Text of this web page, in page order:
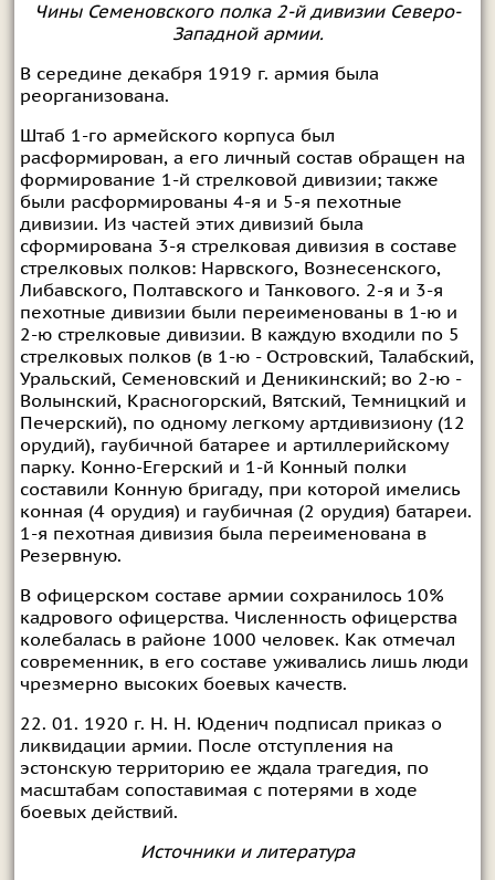
Чины Семеновского полка 2-й дивизии Северо-
Западной армии.
В середине декабря 1919 г. армия была
реорганизована.
Штаб 1-го армейского корпуса был
расформирован, а его личный состав обращен на
формирование 1-й стрелковой дивизии; также
были расформированы 4-я и 5-я пехотные
дивизии. Из частей этих дивизий была
сформирована 3-я стрелковая дивизия в составе
стрелковых полков: Нарвского, Вознесенского,
Либавского, Полтавского и Танкового. 2-я и 3-я
пехотные дивизии были переименованы в 1-ю и
2-ю стрелковые дивизии. В каждую входили по 5
стрелковых полков (в 1-ю - Островский, Талабский,
Уральский, Семеновский и Деникинский; во 2-ю -
Волынский, Красногорский, Вятский, Темницкий и
Печерский), по одному легкому артдивизиону (12
орудий), гаубичной батарее и артиллерийскому
парку. Конно-Егерский и 1-й Конный полки
составили Конную бригаду, при которой имелись
конная (4 орудия) и гаубичная (2 орудия) батареи.
1-я пехотная дивизия была переименована в
Резервную.
В офицерском составе армии сохранилось 10%
кадрового офицерства. Численность офицерства
колебалась в районе 1000 человек. Как отмечал
современник, в его составе уживались лишь люди
чрезмерно высоких боевых качеств.
22. 01. 1920 г. Н. Н. Юденич подписал приказ о
ликвидации армии. После отступления на
эстонскую территорию ее ждала трагедия, по
масштабам сопоставимая с потерями в ходе
боевых действий.
Источники и литература